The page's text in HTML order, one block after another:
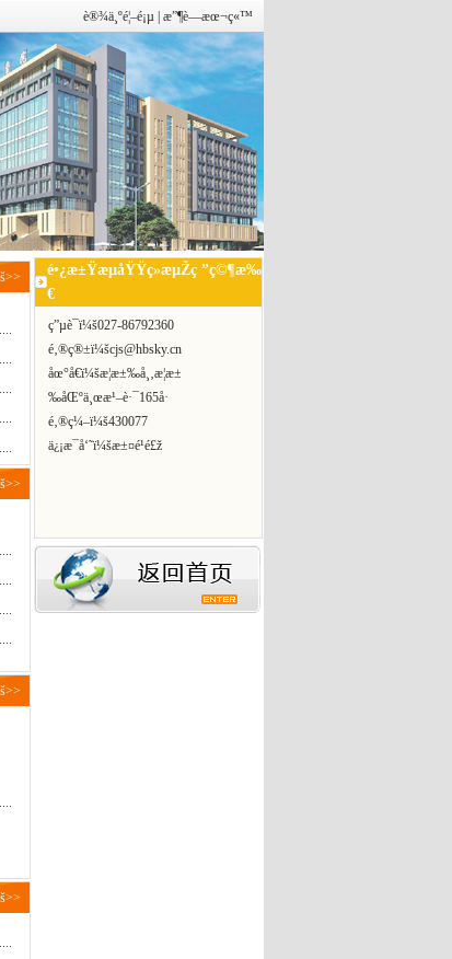
è®¾ä¸ºé¦–é¡µ æ”¶è—æœ¬ç«™
é•¿æ±ŸæµåŸŸç»æµŽç ”ç©¶æ‰
€
ç”µè¯ï¼š027-86792360
é‚®ç®±ï¼šcjs@hbsky.cn
åœ°å€ï¼šæ­¦æ±‰å¸‚æ­¦æ±
‰åŒºä¸œæ¹–è·¯165å·
é‚®ç¼–ï¼š430077
ä¿¡æ¯å‘˜ï¼šæ±¤é¹é£ž